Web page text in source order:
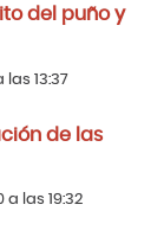
del puño y
13:37
de las
a las 19:32